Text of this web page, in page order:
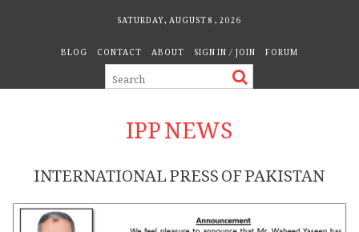
SATURDAY, AUGUST 8, 2026
BLOG CONTACT ABOUT SIGN IN / JOIN FORUM
IPP NEWS
INTERNATIONAL PRESS OF PAKISTAN